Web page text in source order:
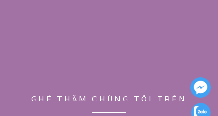
GHÉ THĂM CHÚNG TÔI TRÊN